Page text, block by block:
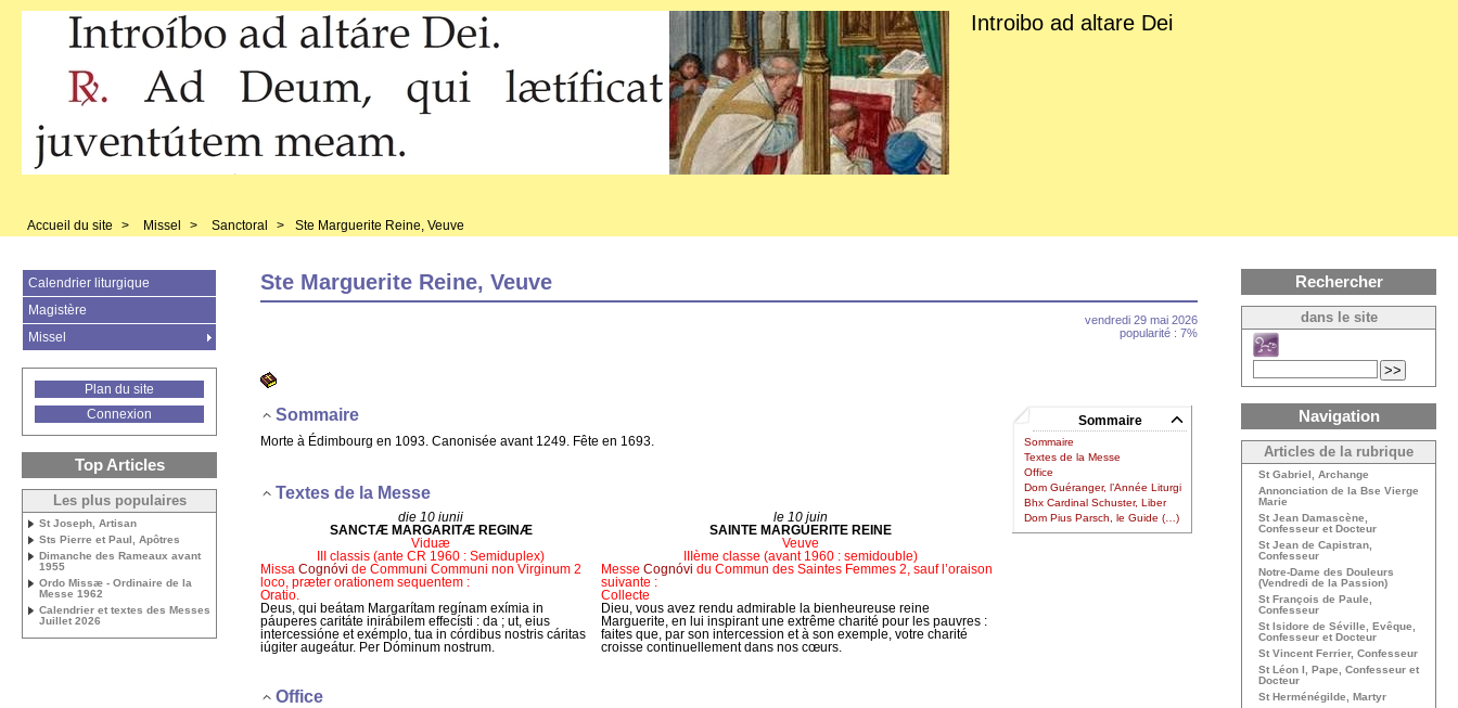
Introibo ad altare Dei
Accueil du site > Missel > Sanctoral > Ste Marguerite Reine, Veuve
Ste Marguerite Reine, Veuve
vendredi 29 mai 2026
popularité : 7%
Sommaire
Sommaire
Textes de la Messe
Office
Dom Guéranger, l’Année Liturgi
Bhx Cardinal Schuster, Liber
Dom Pius Parsch, le Guide (…)
Sommaire
Morte à Édimbourg en 1093. Canonisée avant 1249. Fête en 1693.
Textes de la Messe
die 10 iunii
le 10 juin
SANCTÆ MARGARITÆ REGINÆ
SAINTE MARGUERITE REINE
Viduæ
Veuve
III classis (ante CR 1960 : Semiduplex)
IIIème classe (avant 1960 : semidouble)
Missa Cognóvi de Communi Communi non Virginum 2
loco, præter orationem sequentem :
Messe Cognóvi du Commun des Saintes Femmes 2, sauf l’oraison
suivante :
Oratio.
Collecte
Deus, qui beátam Margarítam regínam exímia in
páuperes caritáte inirábilem effecísti : da ; ut, eius
intercessióne et exémplo, tua in córdibus nostris cáritas
iúgiter augeátur. Per Dóminum nostrum.
Dieu, vous avez rendu admirable la bienheureuse reine
Marguerite, en lui inspirant une extrême charité pour les pauvres :
faites que, par son intercession et à son exemple, votre charité
croisse continuellement dans nos cœurs.
Office
Calendrier liturgique
Magistère
Missel
Plan du site
Connexion
Top Articles
Les plus populaires
St Joseph, Artisan
Sts Pierre et Paul, Apôtres
Dimanche des Rameaux avant
1955
Ordo Missæ - Ordinaire de la
Messe 1962
Calendrier et textes des Messes
Juillet 2026
Rechercher
dans le site
Navigation
Articles de la rubrique
St Gabriel, Archange
Annonciation de la Bse Vierge
Marie
St Jean Damascène,
Confesseur et Docteur
St Jean de Capistran,
Confesseur
Notre-Dame des Douleurs
(Vendredi de la Passion)
St François de Paule,
Confesseur
St Isidore de Séville, Evêque,
Confesseur et Docteur
St Vincent Ferrier, Confesseur
St Léon I, Pape, Confesseur et
Docteur
St Herménégilde, Martyr